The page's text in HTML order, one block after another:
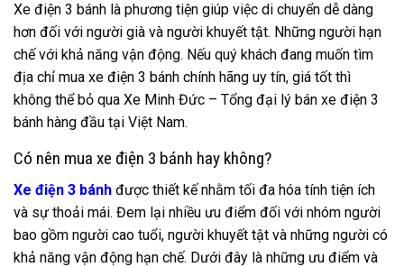
Xe điện 3 bánh là phương tiện giúp việc di chuyển dễ dàng
hơn đối với người già và người khuyết tật. Những người hạn
chế với khả năng vận động. Nếu quý khách đang muốn tìm
địa chỉ mua xe điện 3 bánh chính hãng uy tín, giá tốt thì
không thể bỏ qua Xe Minh Đức – Tổng đại lý bán xe điện 3
bánh hàng đầu tại Việt Nam.
Có nên mua xe điện 3 bánh hay không?
Xe điện 3 bánh được thiết kế nhằm tối đa hóa tính tiện ích
và sự thoải mái. Đem lại nhiều ưu điểm đối với nhóm người
bao gồm người cao tuổi, người khuyết tật và những người có
khả năng vận động hạn chế. Dưới đây là những ưu điểm và